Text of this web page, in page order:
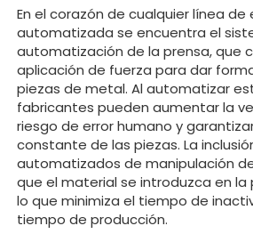
En el corazón de cualquier línea
automatizada se encuentra el
automatización de la prensa, que
aplicación de fuerza para dar
piezas de metal. Al automatizar
fabricantes pueden aumentar la
riesgo de error humano y
constante de las piezas. La
automatizados de manipulación
que el material se introduzca en la
lo que minimiza el tiempo de
tiempo de producción.